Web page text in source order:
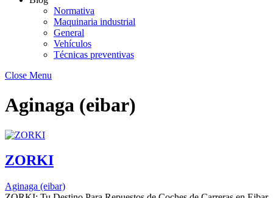
Normativa
Maquinaria industrial
General
Vehículos
Técnicas preventivas
Close Menu
Aginaga (eibar)
ZORKI
Aginaga (eibar)